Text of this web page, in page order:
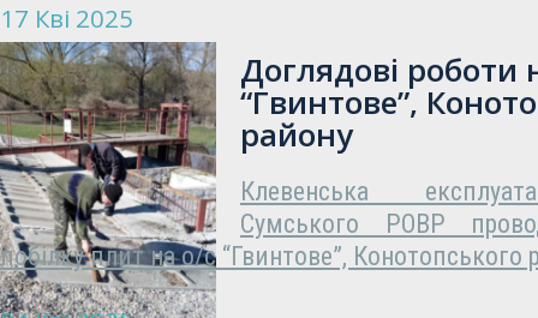
17 Кві 2025
Доглядові роботи
“Гвинтове”,
району
Клевенська
Сумського РОВР
побілку плит на о/с “Гвинтове”,